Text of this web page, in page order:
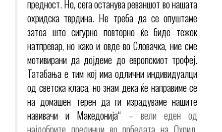
предност. Но, сега останува реваншот во нашата
охридска тврдина. Не треба да се опуштаме
затоа што сигурно повторно ќе биде тежок
натпревар, но како и овде во Словачка, ние сме
мотивирани да дојдеме до европскиот трофеј.
Татабања е тим кој има одлични индивидуалци
од светска класа, но знам дека ќе направиме се
на домашен терен да ги израдуваме нашите
навивачи и Македонија“ – вели еден од